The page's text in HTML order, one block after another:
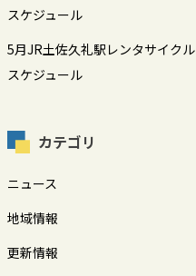
スケジュール
5月JR土佐久礼駅レンタサイクル
スケジュール
カテゴリ
ニュース
地域情報
更新情報